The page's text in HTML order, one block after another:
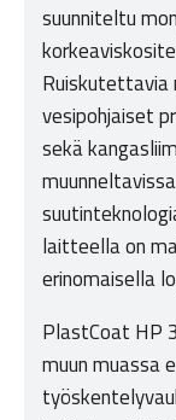
suunniteltu
Ruiskutettavia
vesipohjaiset
sekä
laitteella on
erinomaisella
PlastCoat HP
muun muassa